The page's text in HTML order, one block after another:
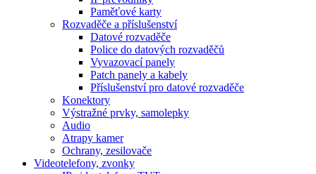
Paměťové karty
Rozvaděče a příslušenství
Datové rozvaděče
Police do datových rozvaděčů
Vyvazovací panely
Patch panely a kabely
Příslušenství pro datové rozvaděče
Konektory
Výstražné prvky, samolepky
Audio
Atrapy kamer
Ochrany, zesilovače
Videotelefony, zvonky